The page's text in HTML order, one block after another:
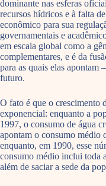
dominante nas esferas
recursos hídricos e à falta
econômico para sua
governamentais e
em escala global como a
complementares, e é da
para as quais elas apontam
futuro.
O fato é que o crescimento
exponencial: enquanto a
1997, o consumo de água
apontam o consumo médio
enquanto, em 1990, esse
consumo médio inclui toda
além de saciar a sede da